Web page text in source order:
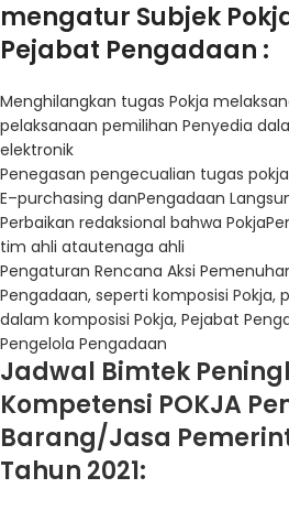
mengatur Subjek
Pejabat Pengadaan :
Menghilangkan tugas Pokja
pelaksanaan pemilihan Penyedia
elektronik
Penegasan pengecualian tugas pokja
E–purchasing danPengadaan
Perbaikan redaksional bahwa Pokja
tim ahli atautenaga ahli
Pengaturan Rencana Aksi
Pengadaan, seperti komposisi Pokja,
dalam komposisi Pokja, Pejabat
Pengelola Pengadaan
Jadwal Bimtek
Kompetensi POKJA
Barang/Jasa
Tahun 2021: